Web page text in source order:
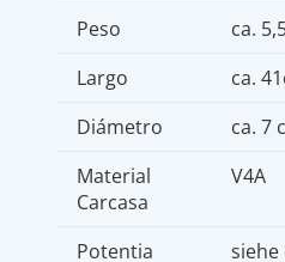
Peso
ca.
Largo
ca.
Diámetro
ca. 7
Material
Carcasa
V4A
Potentia siehe